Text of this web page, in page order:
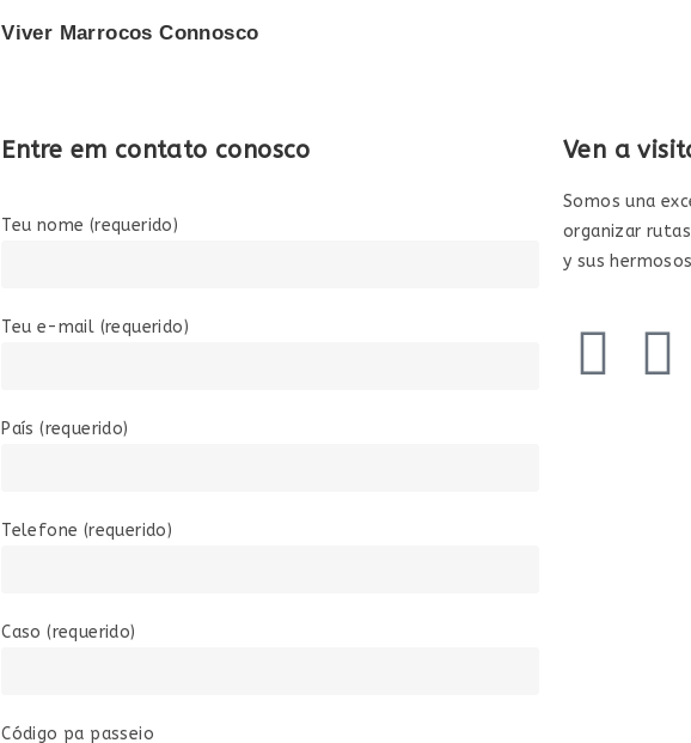
Viver Marrocos Connosco
Entre em contato conosco
Teu nome (requerido)
Teu e-mail (requerido)
País (requerido)
Telefone (requerido)
Caso (requerido)
Código pa passeio
Ven a
Somos una
organizar
y sus